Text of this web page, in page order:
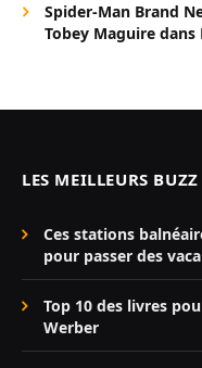
Spider-Man Brand
Tobey Maguire
LES MEILLEURS
Ces stations
pour passer des
Top 10 des livres
Werber